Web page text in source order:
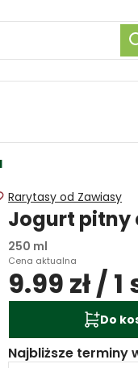
Rarytasy od Zawiasy
Jogurt pitny
250 ml
Cena aktualna
9.99 zł / 1
Do
Najbliższe terminy